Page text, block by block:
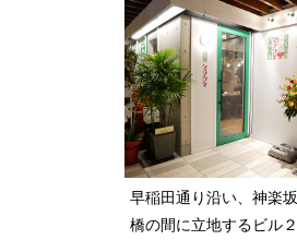
早稲田通り沿い、神楽
橋の間に立地するビル